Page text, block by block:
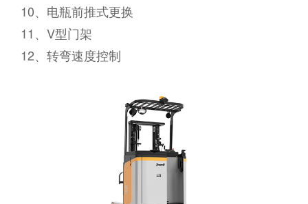
10、电瓶前推式更换
11、V型门架
12、转弯速度控制